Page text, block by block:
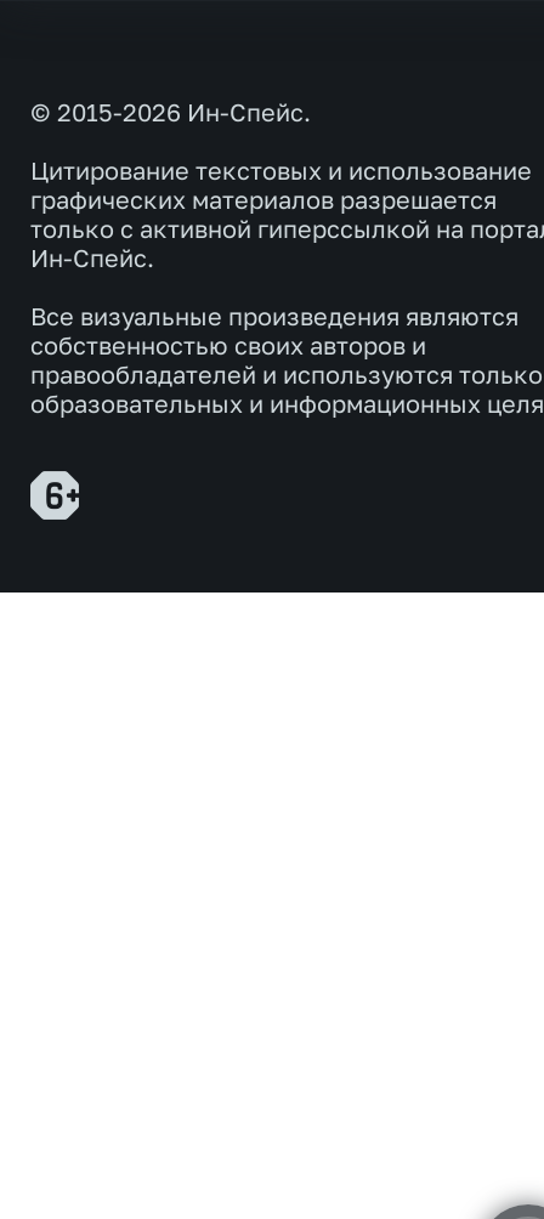
© 2015-2026 Ин-Спейс.
Цитирование текстовых и использование
графических материалов разрешается
только с активной гиперссылкой на
Ин-Спейс.
Все визуальные произведения являются
собственностью своих авторов и
правообладателей и используются
образовательных и информационных